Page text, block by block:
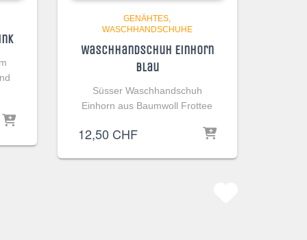
GENÄHTES
WASCHHANDSCHUHE
Waschhandschuh Einhorn
Blau
Süsser Waschhandschuh
Einhorn aus Baumwoll Frottee
12,50 CHF